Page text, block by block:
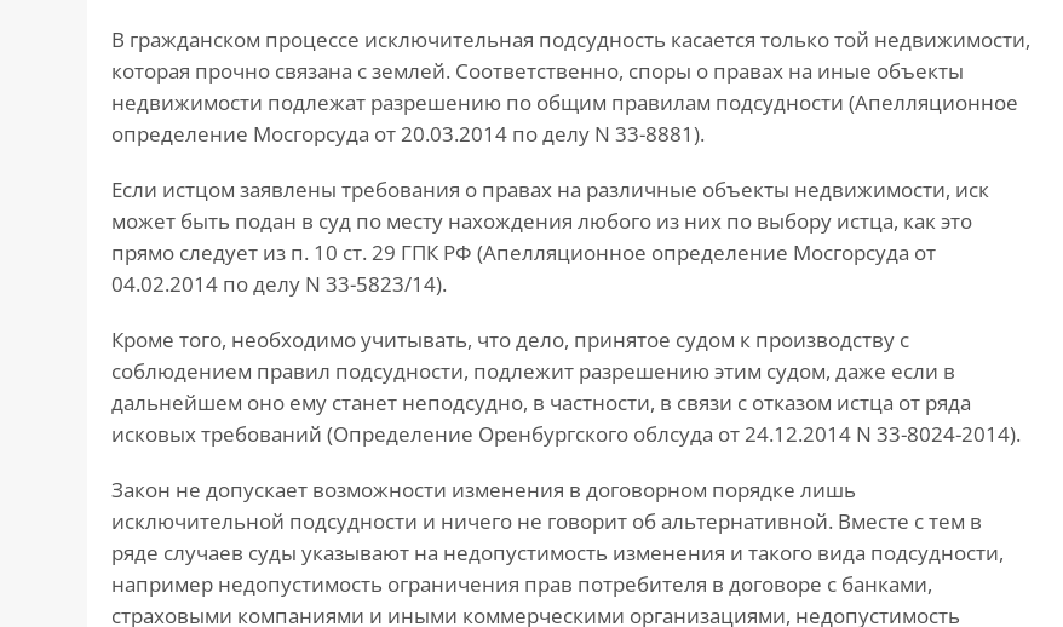
В гражданском процессе исключительная подсудность касается только той недвижимости,
которая прочно связана с землей. Соответственно, споры о правах на иные объекты
недвижимости подлежат разрешению по общим правилам подсудности (Апелляционное
определение Мосгорсуда от 20.03.2014 по делу N 33-8881).
Если истцом заявлены требования о правах на различные объекты недвижимости, иск
может быть подан в суд по месту нахождения любого из них по выбору истца, как это
прямо следует из п. 10 ст. 29 ГПК РФ (Апелляционное определение Мосгорсуда от
04.02.2014 по делу N 33-5823/14).
Кроме того, необходимо учитывать, что дело, принятое судом к производству с
соблюдением правил подсудности, подлежит разрешению этим судом, даже если в
дальнейшем оно ему станет неподсудно, в частности, в связи с отказом истца от ряда
исковых требований (Определение Оренбургского облсуда от 24.12.2014 N 33-8024-2014).
Закон не допускает возможности изменения в договорном порядке лишь
исключительной подсудности и ничего не говорит об альтернативной. Вместе с тем в
ряде случаев суды указывают на недопустимость изменения и такого вида подсудности,
например недопустимость ограничения прав потребителя в договоре с банками,
страховыми компаниями и иными коммерческими организациями, недопустимость